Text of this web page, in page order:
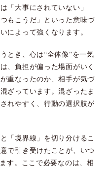
「大事にされていない」
もこうだ」といった意味づ
によって強くなります。
とき、心は“全体像”を一気
、負担が偏った場面がいく
重なったのか、相手が気づ
ざっています。混ざったま
れやすく、行動の選択肢が
「境界線」を切り分けるこ
で引き受けたことが、いつ
す。ここで必要なのは、相